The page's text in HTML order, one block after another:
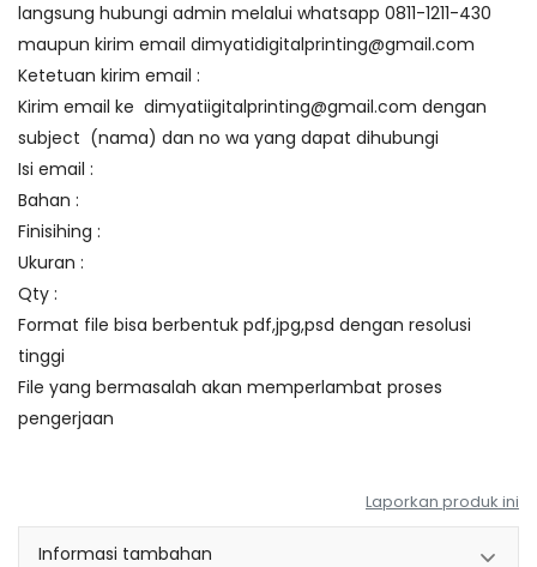
langsung hubungi admin melalui whatsapp 0811-1211-430
maupun kirim email dimyatidigitalprinting@gmail.com
Ketetuan kirim email :
Kirim email ke dimyatiigitalprinting@gmail.com dengan
subject (nama) dan no wa yang dapat dihubungi
Isi email :
Bahan :
Finisihing :
Ukuran :
Qty :
Format file bisa berbentuk pdf,jpg,psd dengan resolusi
tinggi
File yang bermasalah akan memperlambat proses
pengerjaan
Laporkan produk ini
Informasi tambahan